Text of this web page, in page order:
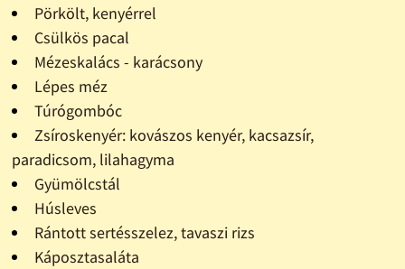
Pörkölt, kenyérrel
Csülkös pacal
Mézeskalács - karácsony
Lépes méz
Túrógombóc
Zsíroskenyér: kovászos kenyér, kacsazsír,
paradicsom, lilahagyma
Gyümölcstál
Húsleves
Rántott sertésszelez, tavaszi rizs
Káposztasaláta